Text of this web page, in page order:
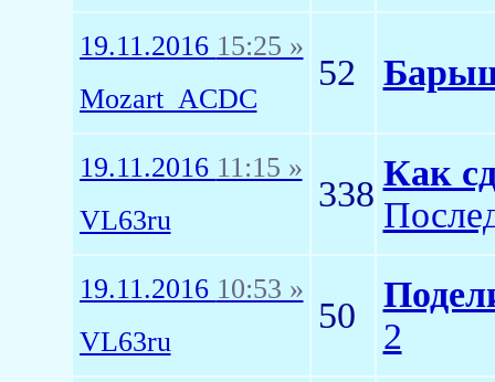
19.11.2016 15:25 »
Mozart_ACDC
52
19.11.2016 11:15 »
VL63ru
338
Как
19.11.2016 10:53 »
VL63ru
50
2